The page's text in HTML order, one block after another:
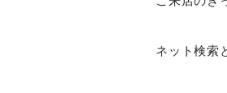
ネット検索